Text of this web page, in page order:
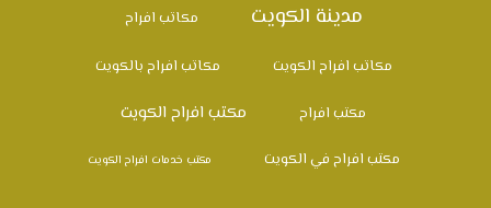
مدينة الكويت مكاتب افراح
مكاتب افراح الكويت مكاتب افراح بالكويت
مكتب افراح مكتب افراح الكويت
مكتب افراح في الكويت مكتب خدمات افراح الكويت